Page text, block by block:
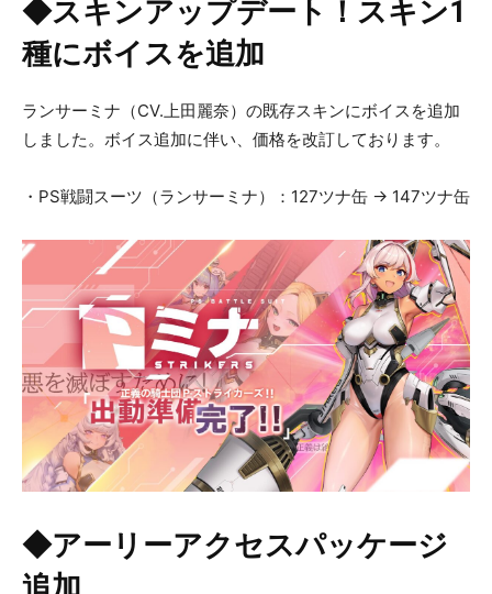
◆スキンアップデート！スキン1
種にボイスを追加
ランサーミナ（CV.上田麗奈）の既存スキンにボイスを追加
しました。ボイス追加に伴い、価格を改訂しております。
・PS戦闘スーツ（ランサーミナ）：127ツナ缶 → 147ツナ缶
◆アーリーアクセスパッケージ